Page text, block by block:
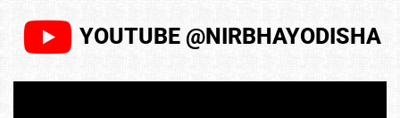
YOUTUBE @NIRBHAYODISHA